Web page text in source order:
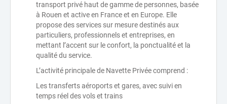
transport privé haut de gamme de personnes, basée
à Rouen et active en France et en Europe. Elle
propose des services sur mesure destinés aux
particuliers, professionnels et entreprises, en
mettant l’accent sur le confort, la ponctualité et la
qualité du service.
L’activité principale de Navette Privée comprend :
Les transferts aéroports et gares, avec suivi en
temps réel des vols et trains